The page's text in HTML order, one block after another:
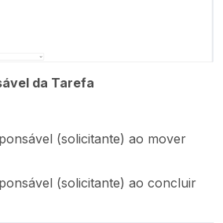
da Tarefa
(solicitante) ao mover
(solicitante) ao concluir